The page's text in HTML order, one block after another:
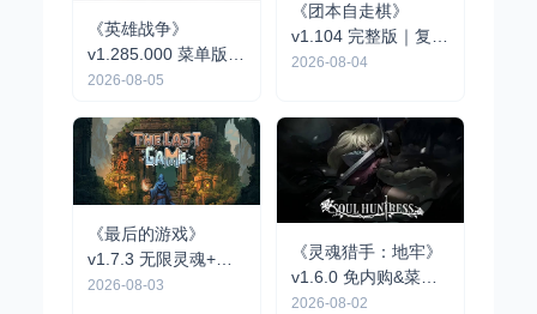
《英雄战争》
v1.285.000 菜单版 |
战略战术RPG手游
2026-08-05
《团本自走棋》
v1.104 完整版｜复古
队伍制肉鸽自走棋手
2026-08-04
《最后的游戏》
v1.7.3 无限灵魂+完
整版｜肉鸽弹幕动作
2026-08-03
《灵魂猎手：地牢》
v1.6.0 免内购&菜单
版 | 黑暗幻想风动作
2026-08-02